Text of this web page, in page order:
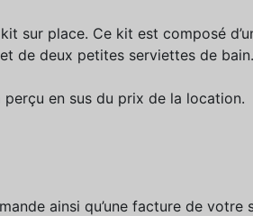
sur place. Ce kit est composé
de deux petites serviettes de bain.
en sus du prix de la location.
ainsi qu’une facture de votre